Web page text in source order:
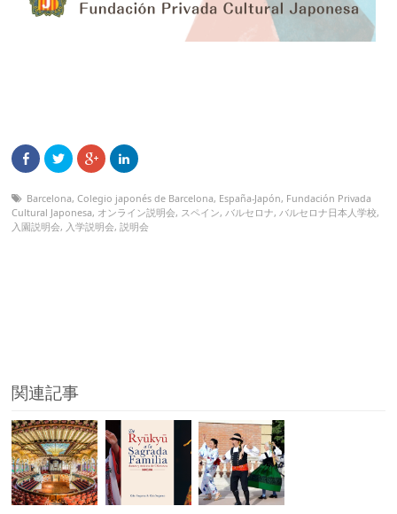
Barcelona,Colegio japonés de Barcelona, España-Japón, Fundación Privada
Cultural Japonesa, オンライン説明会, スペイン, バルセロナ, バルセロナ日本人学校,
入園説明会, 入学説明会,説明会
関連記事